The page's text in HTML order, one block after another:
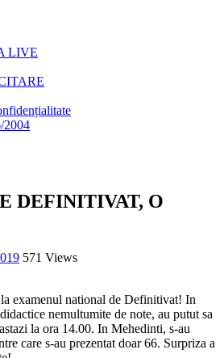
LIVE
2004
DEFINITIVAT, O
571 Views
examenul national de Definitivat! In
nemultumite de note, au putut sa
la ora 14.00. In Mehedinti, s-au
care s-au prezentat doar 66. Surpriza a